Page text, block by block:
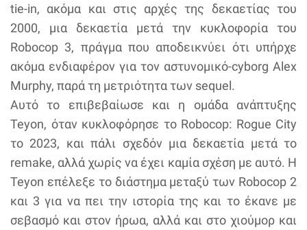
tie-in, ακόμα και στις αρχές της δεκαετίας του
2000, μια δεκαετία μετά την κυκλοφορία του
Robocop 3, πράγμα που αποδεικνύει ότι υπήρχε
ακόμα ενδιαφέρον για τον αστυνομικό-cyborg Alex
Murphy, παρά τη μετριότητα των sequel.
Αυτό το επιβεβαίωσε και η ομάδα ανάπτυξης
Teyon, όταν κυκλοφόρησε το Robocop: Rogue City
το 2023, και πάλι σχεδόν μια δεκαετία μετά το
remake, αλλά χωρίς να έχει καμία σχέση με αυτό. Η
Teyon επέλεξε το διάστημα μεταξύ των Robocop 2
και 3 για να πει την ιστορία της και το έκανε με
σεβασμό και στον ήρωα, αλλά και στο χιούμορ και